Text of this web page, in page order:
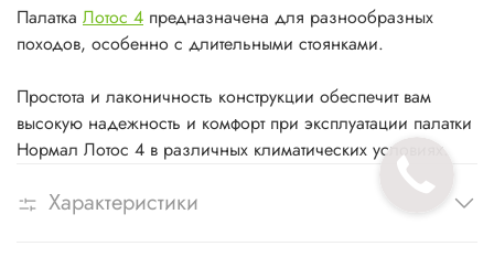
Палатка Лотос 4 предназначена для разнообразных
походов, особенно с длительными стоянками.
Простота и лаконичность конструкции обеспечит вам
высокую надежность и комфорт при эксплуатации палатки
Нормал Лотос 4 в различных климатических условиях.
Характеристики